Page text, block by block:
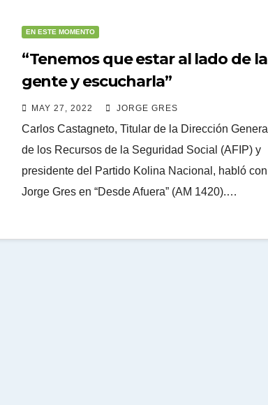
EN ESTE MOMENTO
“Tenemos que estar al lado de la
gente y escucharla”
MAY 27, 2022 JORGE GRES
Carlos Castagneto, Titular de la Dirección General
de los Recursos de la Seguridad Social (AFIP) y
presidente del Partido Kolina Nacional, habló con
Jorge Gres en “Desde Afuera” (AM 1420).…